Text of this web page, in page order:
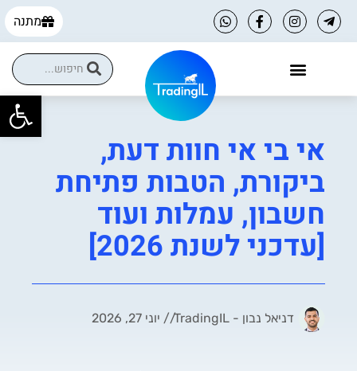
מתנה
אי בי אי חוות דעת,
ביקורת, הטבות פתיחת
חשבון, עמלות ועוד
[עדכני לשנת 2026]
דניאל נבון - TradingIL // יוני 27, 2026